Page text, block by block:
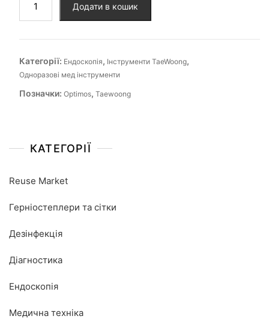
Додати в кошик
Категорії: Ендоскопія, Інструменти TaeWoong,
Одноразові мед інструменти
Позначки: Optimos, Taewoong
КАТЕГОРІЇ
Reuse Market
Герніостеплери та сітки
Дезінфекція
Діагностика
Ендоскопія
Медична техніка